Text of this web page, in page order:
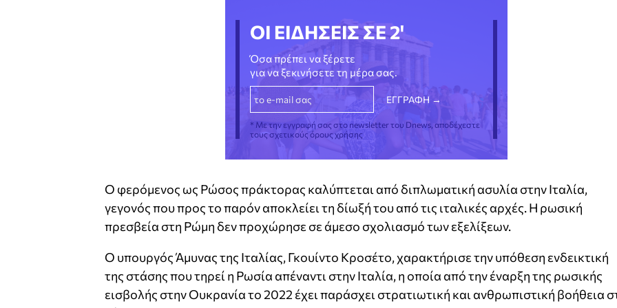
ΟΙ ΕΙΔΗΣΕΙΣ ΣΕ 2'
Όσα πρέπει να ξέρετε
για να ξεκινήσετε τη μέρα σας.
* Με την εγγραφή σας στο newsletter του Dnews, αποδέχεστε
τους σχετικούς όρους χρήσης
Ο φερόμενος ως Ρώσος πράκτορας καλύπτεται από διπλωματική ασυλία στην Ιταλία,
γεγονός που προς το παρόν αποκλείει τη δίωξή του από τις ιταλικές αρχές. Η ρωσική
πρεσβεία στη Ρώμη δεν προχώρησε σε άμεσο σχολιασμό των εξελίξεων.
Ο υπουργός Άμυνας της Ιταλίας, Γκουίντο Κροσέτο, χαρακτήρισε την υπόθεση ενδεικτική
της στάσης που τηρεί η Ρωσία απέναντι στην Ιταλία, η οποία από την έναρξη της ρωσικής
εισβολής στην Ουκρανία το 2022 έχει παράσχει στρατιωτική και ανθρωπιστική βοήθεια